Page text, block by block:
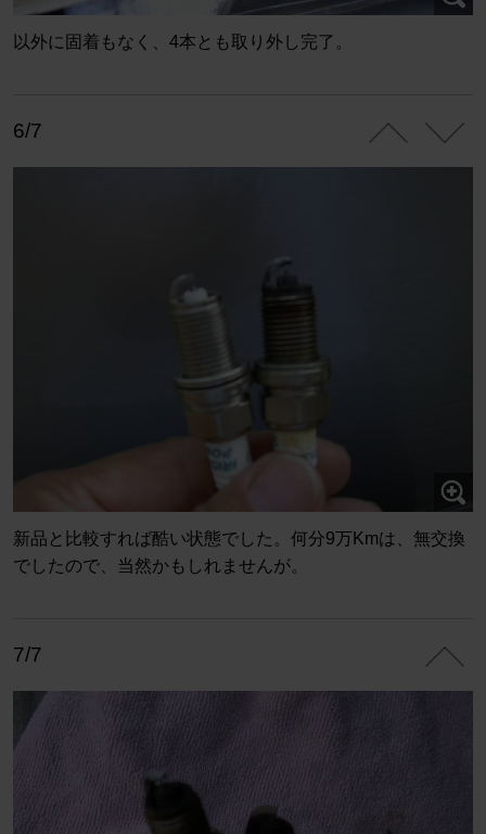
以外に固着もなく、4本とも取り外し完了。
6/7
新品と比較すれば酷い状態でした。何分9万Kmは、無交換
でしたので、当然かもしれませんが。
7/7